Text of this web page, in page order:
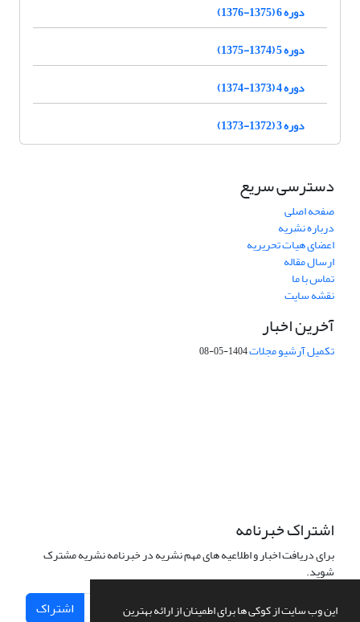
این وب سایت از کوکی ها برای اطمینان از ارائه بهترین
دوره 6 (1375-1376)
دوره 5 (1374-1375)
دوره 4 (1373-1374)
دوره 3 (1372-1373)
دسترسی سریع
صفحه اصلی
درباره نشریه
اعضای هیات تحریریه
ارسال مقاله
تماس با ما
نقشه سایت
آخرین اخبار
تکمیل آرشیو مجلات1404-05-08
اشتراک خبرنامه
برای دریافت اخبار و اطلاعیه های مهم نشریه در خبرنامه نشریه مشترک
شوید.
اشتراک